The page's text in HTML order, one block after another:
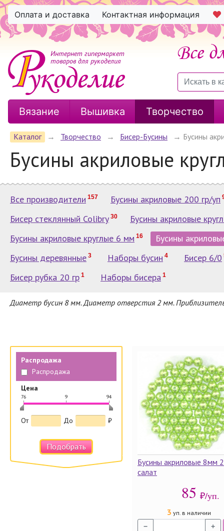
Оплата и доставка Контактная информация
Интернет гипермаркет
товаров для рукоделия
Вязание Вышивка Творчество
Каталог → Творчество → Бисер-Бусины → Бусины
Бусины акриловые
Все производители 157 Бусины акриловые 200 гр/уп
Бисер стеклянный Colibry 30
Бусины акриловые
Бусины акриловые круглые 6 мм 16
Бусины
Бусины деревянные 3 Наборы бусин 4 Бисер 6/0
Бисер рубка 20 гр 1 Наборы бисера 1
Диаметр бусин 8 мм. Диаметр отверстия 2 мм.
Распродажа
Распродажа
Цена
76
|
9
|
94
|
От До ₽
Подобрать
Бусины акриловые 8мм
салат
85 ₽/уп.
3 уп. в наличии
− +